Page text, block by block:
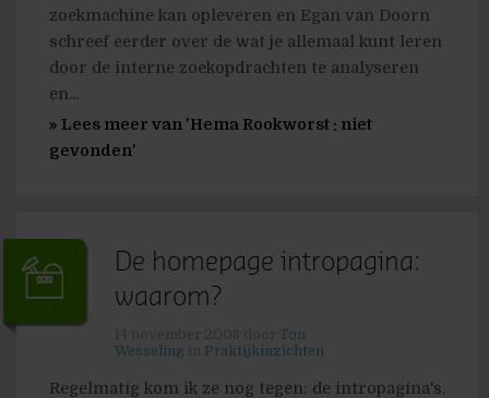
zoekmachine kan opleveren en Egan van Doorn
schreef eerder over de wat je allemaal kunt leren
door de interne zoekopdrachten te analyseren
en...
» Lees meer van 'Hema Rookworst : niet
gevonden'
De homepage intropagina:
waarom?
Ton
Wesseling
Praktijkinzichten
Regelmatig kom ik ze nog tegen: de intropagina's.